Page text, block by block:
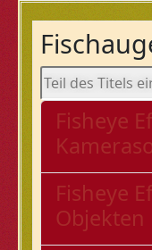
Teil des Titels
Fisheye
Fisheye
Objekten